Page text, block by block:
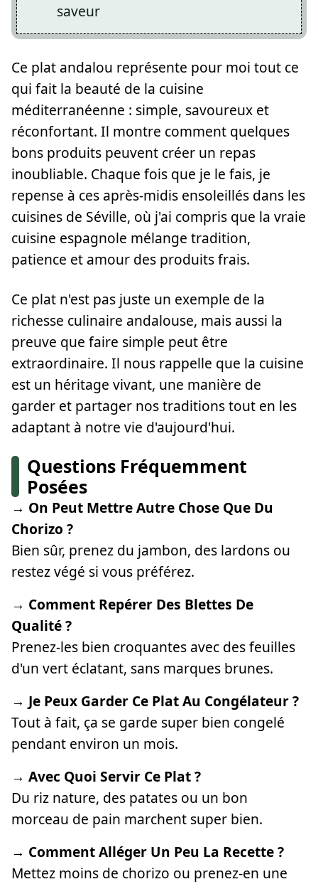
saveur
Ce plat andalou représente pour moi tout ce
qui fait la beauté de la cuisine
méditerranéenne : simple, savoureux et
réconfortant. Il montre comment quelques
bons produits peuvent créer un repas
inoubliable. Chaque fois que je le fais, je
repense à ces après-midis ensoleillés dans les
cuisines de Séville, où j'ai compris que la vraie
cuisine espagnole mélange tradition,
patience et amour des produits frais.
Ce plat n'est pas juste un exemple de la
richesse culinaire andalouse, mais aussi la
preuve que faire simple peut être
extraordinaire. Il nous rappelle que la cuisine
est un héritage vivant, une manière de
garder et partager nos traditions tout en les
adaptant à notre vie d'aujourd'hui.
Questions Fréquemment
Posées
→ On Peut Mettre Autre Chose Que Du
Chorizo ?
Bien sûr, prenez du jambon, des lardons ou
restez végé si vous préférez.
→ Comment Repérer Des Blettes De
Qualité ?
Prenez-les bien croquantes avec des feuilles
d'un vert éclatant, sans marques brunes.
→ Je Peux Garder Ce Plat Au Congélateur ?
Tout à fait, ça se garde super bien congelé
pendant environ un mois.
→ Avec Quoi Servir Ce Plat ?
Du riz nature, des patates ou un bon
morceau de pain marchent super bien.
→ Comment Alléger Un Peu La Recette ?
Mettez moins de chorizo ou prenez-en une